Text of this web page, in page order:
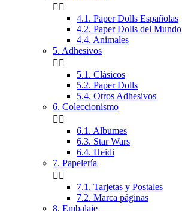
 
4.1. Paper Dolls Españolas
4.2. Paper Dolls del Mundo
4.4. Animales
5. Adhesivos
 
5.1. Clásicos
5.2. Paper Dolls
5.4. Otros Adhesivos
6. Coleccionismo
 
6.1. Albumes
6.3. Star Wars
6.4. Heidi
7. Papelería
 
7.1. Tarjetas y Postales
7.2. Marca páginas
8. Embalaje